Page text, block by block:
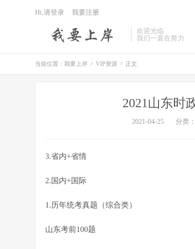
欢迎光临
我们一直在努力
Hi,请登录 我要注册
当前位置： 我要上岸 > VIP资源 > 正文
2021山东时
2021-04-25 分类：
3.省内+省情
2.国内+国际
1.历年统考真题（综合类）
山东考前100题